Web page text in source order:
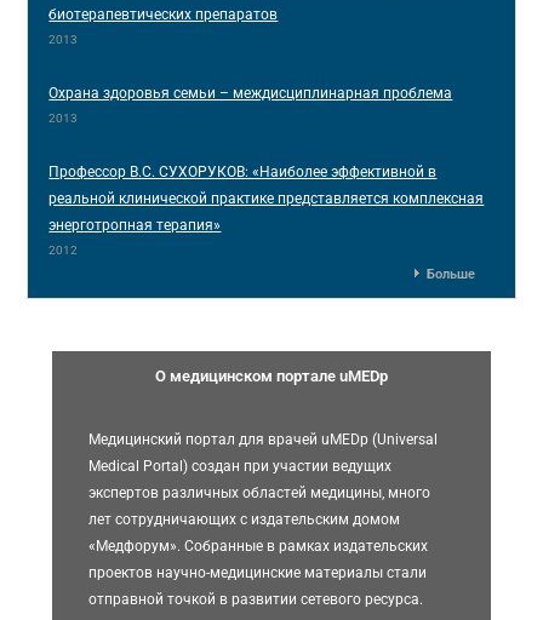
биотерапевтических препаратов
2013
Охрана здоровья семьи – междисциплинарная проблема
2013
Профессор В.С. СУХОРУКОВ: «Наиболее эффективной в
реальной клинической практике представляется комплексная
энерготропная терапия»
2012
Больше
О медицинском портале uMEDp
Медицинский портал для врачей uMEDp (Universal
Medical Portal) создан при участии ведущих
экспертов различных областей медицины, много
лет сотрудничающих с издательским домом
«Медфорум». Собранные в рамках издательских
проектов научно-медицинские материалы стали
отправной точкой в развитии сетевого ресурса.